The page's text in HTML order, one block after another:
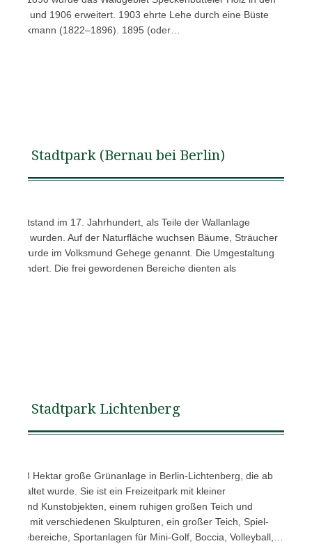
und 1906 erweitert. 1903 ehrte Lehe durch eine Büste
Brinkmann (1822–1896). 1895 (oder…
Stadtpark (Bernau bei Berlin)
entstand im 17. Jahrhundert, als Teile der Wallanlage
wurden. Auf der Naturfläche wuchsen Bäume, Sträucher
wurde im Volksmund Gehege genannt. Die Umgestaltung
Die frei gewordenen Bereiche dienten als
Stadtpark Lichtenberg
5,3 Hektar große Grünanlage in Berlin-Lichtenberg, die ab
wurde. Sie ist ein Freizeitpark mit kleiner
und Kunstobjekten, einem ruhigen großen Teich und
mit verschiedenen Skulpturen, ein großer Teich, Spiel-
Ruhebereiche, Sportanlagen für Mini-Golf, Boccia, Volleyball,…